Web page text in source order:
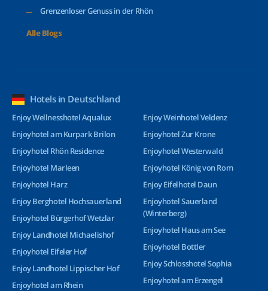
Grenzenloser Genuss in der Rhön
Alle Blogs
Hotels in Deutschland
Enjoy Wellnesshotel Aqualux
Enjoyhotel am Kurpark Brilon
Enjoyhotel Rhön Residence
Enjoyhotel Marleen
Enjoyhotel Harz
Enjoy Berghotel Hochsauerland
Enjoyhotel Bürgerhof Wetzlar
Enjoy Landhotel Michaelishof
Enjoyhotel Eifeler Hof
Enjoy Landhotel Lippischer Hof
Enjoyhotel am Rhein
Enjoy Weinhotel Veldenz
Enjoyhotel Zur Krone
Enjoyhotel Westerwald
Enjoyhotel König von Rom
Enjoy Eifelhotel Daun
Enjoyhotel Sauerland
(Winterberg)
Enjoyhotel Haus am See
Enjoyhotel Bottler
Enjoy Schlosshotel Sophia
Enjoyhotel am Erzengel